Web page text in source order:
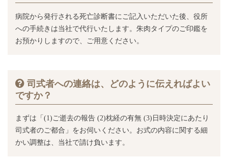
病院から発行される死亡診断書にご記入いただいた後、役所
への手続きは当社で代行いたします。朱肉タイプのご印鑑を
お預かりしますので、ご用意ください。
司式者への連絡は、どのように伝えればよい
ですか？
まずは「(1)ご逝去の報告 (2)枕経の有無 (3)日時決定にあたり
司式者のご都合」をお伺いください。お式の内容に関する細
かい調整は、当社で請け負います。